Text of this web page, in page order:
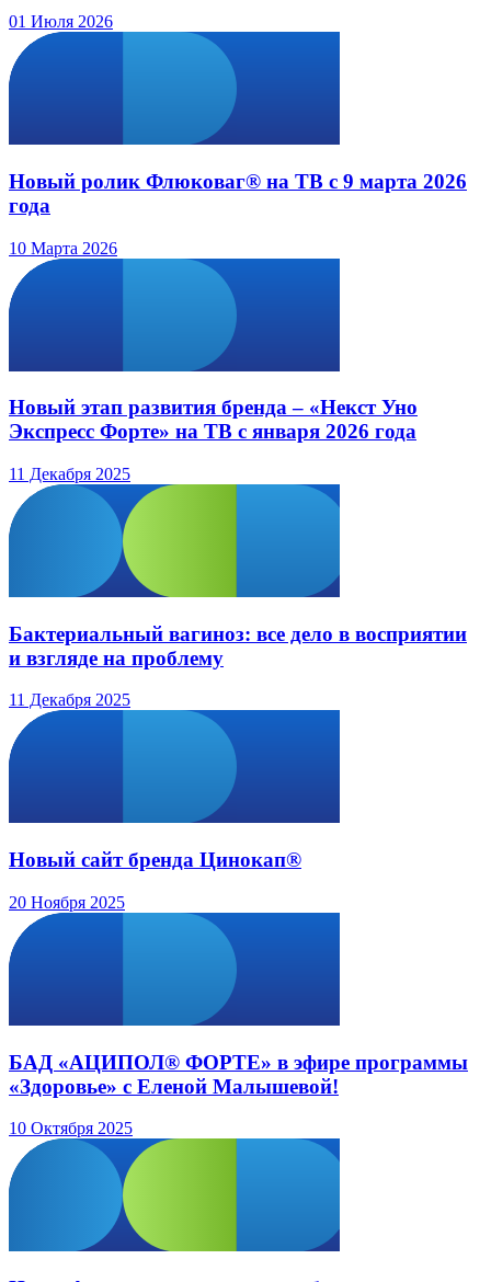
01 Июля 2026
Новый ролик Флюковаг® на ТВ с 9 марта 2026
года
10 Марта 2026
Новый этап развития бренда – «Некст Уно
Экспресс Форте» на ТВ с января 2026 года
11 Декабря 2025
Бактериальный вагиноз: все дело в восприятии
и взгляде на проблему
11 Декабря 2025
Новый сайт бренда Цинокап®
20 Ноября 2025
БАД «АЦИПОЛ® ФОРТЕ» в эфире программы
«Здоровье» с Еленой Малышевой!
10 Октября 2025